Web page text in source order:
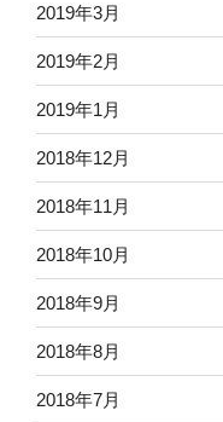
2019年3月
2019年2月
2019年1月
2018年12月
2018年11月
2018年10月
2018年9月
2018年8月
2018年7月